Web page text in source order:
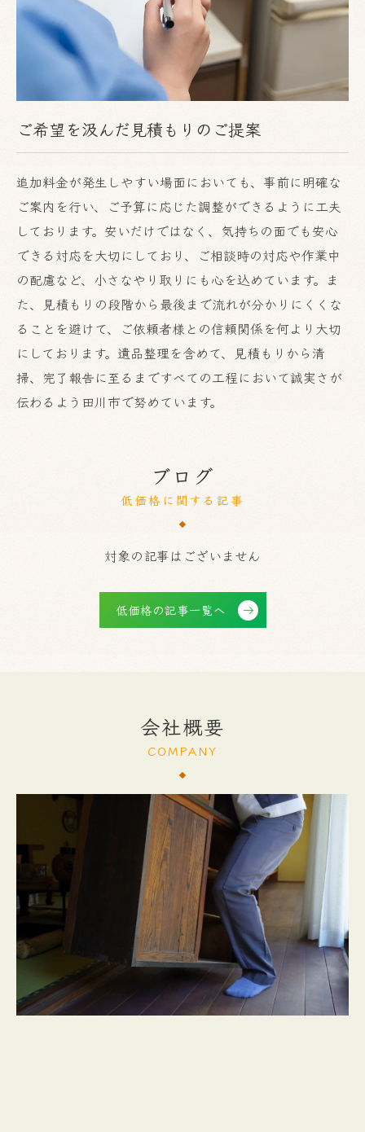
ご希望を汲んだ見積もりのご提案
追加料金が発生しやすい場面においても、事前に明確な
ご案内を行い、ご予算に応じた調整ができるように工夫
しております。安いだけではなく、気持ちの面でも安心
できる対応を大切にしており、ご相談時の対応や作業中
の配慮など、小さなやり取りにも心を込めています。ま
た、見積もりの段階から最後まで流れが分かりにくくな
ることを避けて、ご依頼者様との信頼関係を何より大切
にしております。遺品整理を含めて、見積もりから清
掃、完了報告に至るまですべての工程において誠実さが
伝わるよう田川市で努めています。
ブログ
低価格に関する記事
対象の記事はございません
低価格の記事一覧へ
会社概要
COMPANY